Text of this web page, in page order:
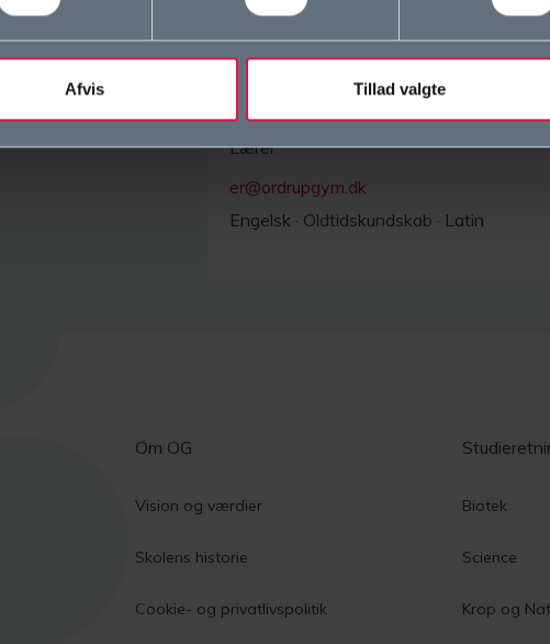
Afvis Tillad valgte
Lærer
er@ordrupgym.dk
Engelsk · Oldtidskundskab · Latin
Om OG
Vision og værdier
Skolens historie
Cookie- og privatlivspolitik
Biotek
Science
Krop og